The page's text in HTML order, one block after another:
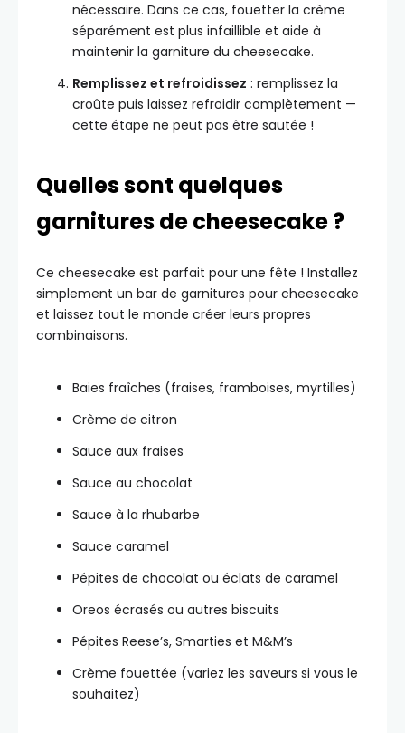
nécessaire. Dans ce cas, fouetter la crème
séparément est plus infaillible et aide à
maintenir la garniture du cheesecake.
Remplissez et refroidissez : remplissez la
croûte puis laissez refroidir complètement —
cette étape ne peut pas être sautée !
Quelles sont quelques
garnitures de cheesecake ?
Ce cheesecake est parfait pour une fête ! Installez
simplement un bar de garnitures pour cheesecake
et laissez tout le monde créer leurs propres
combinaisons.
Baies fraîches (fraises, framboises, myrtilles)
Crème de citron
Sauce aux fraises
Sauce au chocolat
Sauce à la rhubarbe
Sauce caramel
Pépites de chocolat ou éclats de caramel
Oreos écrasés ou autres biscuits
Pépites Reese’s, Smarties et M&M’s
Crème fouettée (variez les saveurs si vous le
souhaitez)